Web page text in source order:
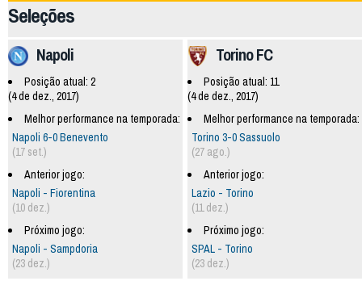
Seleções
Torino FC
Posição atual: 11
(4 de dez., 2017)
Melhor performance na temporada:
Torino 3-0 Sassuolo
(27 ago.)
Anterior jogo:
Lazio - Torino
(11 dez.)
Próximo jogo:
SPAL - Torino
(23 dez.)
Napoli
Posição atual: 2
(4 de dez., 2017)
Melhor performance na temporada:
Napoli 6-0 Benevento
(17 set.)
Anterior jogo:
Napoli - Fiorentina
(10 dez.)
Próximo jogo:
Napoli - Sampdoria
(23 dez.)